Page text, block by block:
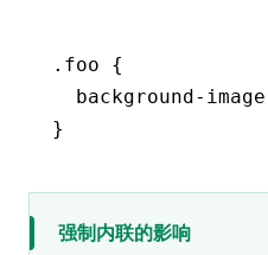
.foo {
  background-image
}
强制内联的影响